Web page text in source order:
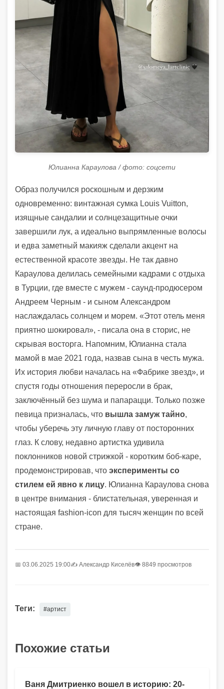
Юлианна Караулова / фото: соцсети
Образ получился роскошным и дерзким
одновременно: винтажная сумка Louis Vuitton,
изящные сандалии и солнцезащитные очки
завершили лук, а идеально выпрямленные волосы
и едва заметный макияж сделали акцент на
естественной красоте звезды. Не так давно
Караулова делилась семейными кадрами с отдыха
в Турции, где вместе с мужем - саунд-продюсером
Андреем Черным - и сыном Александром
наслаждалась солнцем и морем. «Этот отель меня
приятно шокировал», - писала она в сторис, не
скрывая восторга. Напомним, Юлианна стала
мамой в мае 2021 года, назвав сына в честь мужа.
Их история любви началась на «Фабрике звезд», и
спустя годы отношения переросли в брак,
заключённый без шума и папарацци. Только позже
певица призналась, что вышла замуж тайно,
чтобы уберечь эту личную главу от посторонних
глаз. К слову, недавно артистка удивила
поклонников новой стрижкой - коротким боб-каре,
продемонстрировав, что эксперименты со
стилем ей явно к лицу. Юлианна Караулова снова
в центре внимания - блистательная, уверенная и
настоящая fashion-icon для тысяч женщин по всей
стране.
📅 03.06.2025 19:00✍️ Александр Киселёв👁 8849 просмотров
Теги: #артист
Похожие статьи
Ваня Дмитриенко вошел в историю: 20-